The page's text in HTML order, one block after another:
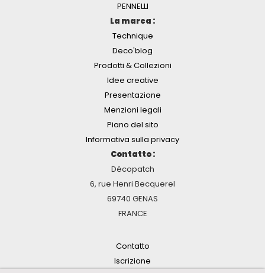
PENNELLI
La marca :
Technique
Deco'blog
Prodotti & Collezioni
Idee creative
Presentazione
Menzioni legali
Piano del sito
Informativa sulla privacy
Contatto :
Décopatch
6, rue Henri Becquerel
69740 GENAS
FRANCE
Contatto
Iscrizione